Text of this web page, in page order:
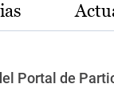
Portal de